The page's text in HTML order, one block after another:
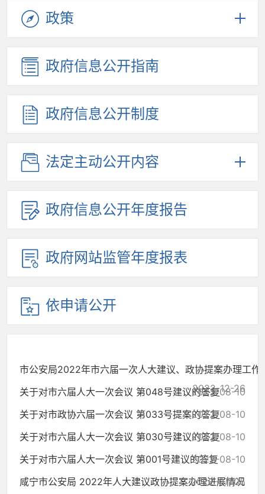
政策
政府信息公开指南
政府信息公开制度
法定主动公开内容
政府信息公开年度报告
政府网站监管年度报表
依申请公开
市公安局2022年市六届一次人大建议、政协提案办理工作
2022-12-26
关于对市六届人大一次会议 第048号建议的答复2022-08-10
关于对市政协六届一次会议 第033号提案的答复2022-08-10
关于对市六届人大一次会议 第030号建议的答复2022-08-10
关于对市六届人大一次会议 第001号建议的答复2022-08-10
咸宁市公安局 2022年人大建议政协提案办理进展情况
2022-07-05